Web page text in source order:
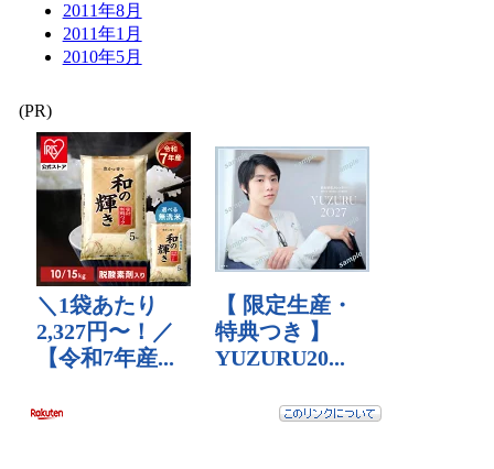
2011年8月
2011年1月
2010年5月
(PR)